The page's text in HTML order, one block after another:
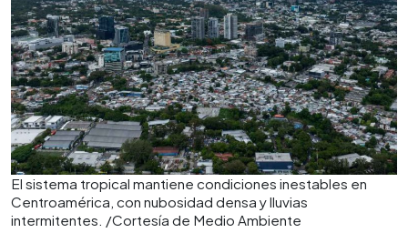
El sistema tropical mantiene condiciones inestables en
Centroamérica, con nubosidad densa y lluvias
intermitentes. /Cortesía de Medio Ambiente